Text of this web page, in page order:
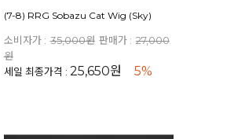
(7-8) RRG Sobazu Cat Wig (Sky)
소비자가 : 35,000원 판매가 : 27,000
원
세일 최종가격 : 25,650원 5%